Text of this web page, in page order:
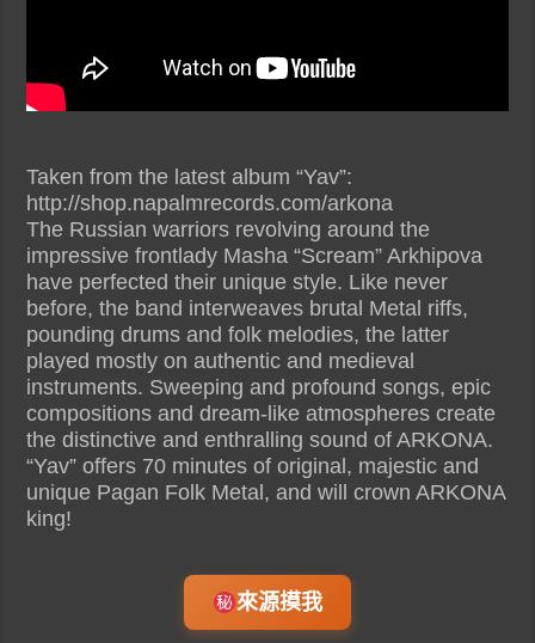
Taken from the latest album “Yav”:
http://shop.napalmrecords.com/arkona
The Russian warriors revolving around the
impressive frontlady Masha “Scream” Arkhipova
have perfected their unique style. Like never
before, the band interweaves brutal Metal riffs,
pounding drums and folk melodies, the latter
played mostly on authentic and medieval
instruments. Sweeping and profound songs, epic
compositions and dream-like atmospheres create
the distinctive and enthralling sound of ARKONA.
“Yav” offers 70 minutes of original, majestic and
unique Pagan Folk Metal, and will crown ARKONA
king!
來源摸我